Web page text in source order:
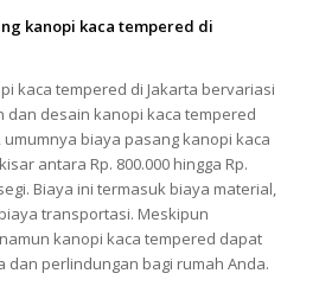
kanopi kaca tempered di
kaca tempered di Jakarta bervariasi
dan desain kanopi kaca tempered
umumnya biaya pasang kanopi kaca
antara Rp. 800.000 hingga Rp.
Biaya ini termasuk biaya material,
transportasi. Meskipun
kanopi kaca tempered dapat
dan perlindungan bagi rumah Anda.